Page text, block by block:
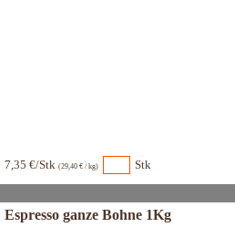
7,35 €/Stk (29,40 € / kg) Stk
Espresso ganze Bohne 1Kg